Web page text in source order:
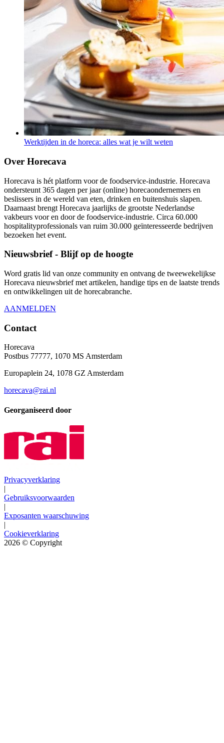
Werktijden in de horeca: alles wat je wilt weten
Over Horecava
Horecava is hét platform voor de foodservice-industrie. Horecava
ondersteunt 365 dagen per jaar (online) horecaondernemers en
beslissers in de wereld van eten, drinken en buitenshuis slapen.
Daarnaast brengt Horecava jaarlijks de grootste Nederlandse
vakbeurs voor en door de foodservice-industrie. Circa 60.000
hospitalityprofessionals van ruim 30.000 geïnteresseerde bedrijven
bezoeken het event.
Nieuwsbrief - Blijf op de hoogte
Word gratis lid van onze community en ontvang de tweewekelijkse
Horecava nieuwsbrief met artikelen, handige tips en de laatste trends
en ontwikkelingen uit de horecabranche.
AANMELDEN
Contact
Horecava
Postbus 77777, 1070 MS Amsterdam
Europaplein 24, 1078 GZ Amsterdam
horecava@rai.nl
Georganiseerd door
Privacyverklaring
|
Gebruiksvoorwaarden
|
Exposanten waarschuwing
|
Cookieverklaring
2026 © Copyright